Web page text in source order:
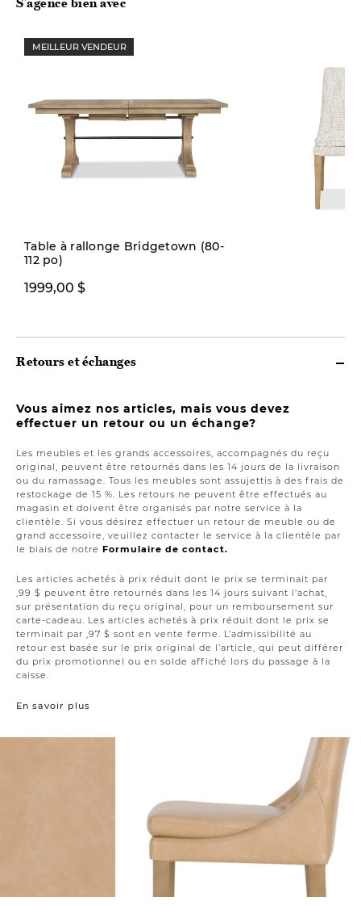
MEILLEUR VENDEUR
Table à rallonge Bridgetown (80-
112 po)
1999,00 $
Retours et échanges
Vous aimez nos articles, mais vous devez
effectuer un retour ou un échange?
Les meubles et les grands accessoires, accompagnés du reçu
original, peuvent être retournés dans les 14 jours de la livraison
ou du ramassage. Tous les meubles sont assujettis à des frais de
restockage de 15 %. Les retours ne peuvent être effectués au
magasin et doivent être organisés par notre service à la
clientèle. Si vous désirez effectuer un retour de meuble ou de
grand accessoire, veuillez contacter le service à la clientèle par
le biais de notre Formulaire de contact.
Les articles achetés à prix réduit dont le prix se terminait par
,99 $ peuvent être retournés dans les 14 jours suivant l'achat,
sur présentation du reçu original, pour un remboursement sur
carte-cadeau. Les articles achetés à prix réduit dont le prix se
terminait par ,97 $ sont en vente ferme. L’admissibilité au
retour est basée sur le prix original de l’article, qui peut différer
du prix promotionnel ou en solde affiché lors du passage à la
caisse.
En savoir plus